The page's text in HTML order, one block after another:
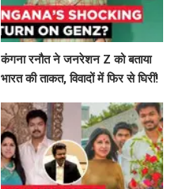
कंगना रनौत ने जनरेशन Z को बताया
भारत की ताकत, विवादों में फिर से घिरीं!